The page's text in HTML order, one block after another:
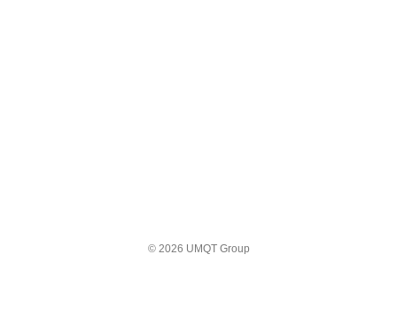
© 2026 UMQT Group